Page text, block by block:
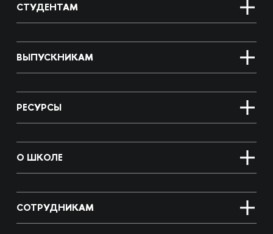
СТУДЕНТАМ
ВЫПУСКНИКАМ
РЕСУРСЫ
О ШКОЛЕ
СОТРУДНИКАМ